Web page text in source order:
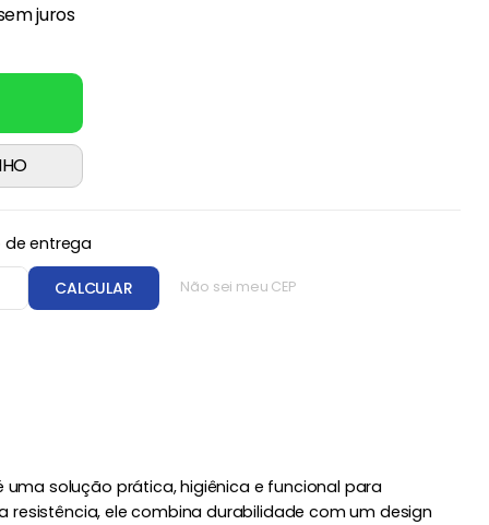
juros
de entrega
Não sei meu CEP
CALCULAR
uma solução prática, higiênica e funcional para
ele combina durabilidade com um design